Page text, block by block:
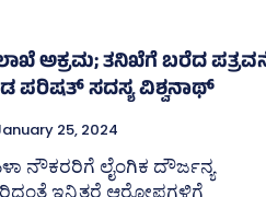
ಅಕ್ರಮ; ತನಿಖೆಗೆ ಬರೆದ
ಪರಿಷತ್‌ ಸದಸ್ಯ ವಿಶ್ವನಾಥ್‌
25, 2024
ನೌಕರರಿಗೆ ಲೈಂಗಿಕ ದೌರ್ಜನ್ಯ
ಇನ್ನಿತರೆ ಆರೋಪಗಳಿಗೆ